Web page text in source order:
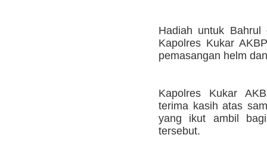
Hadiah untuk Bahrul
Kapolres Kukar
pemasangan helm
Kapolres Kukar
terima kasih atas
yang ikut ambil
tersebut.